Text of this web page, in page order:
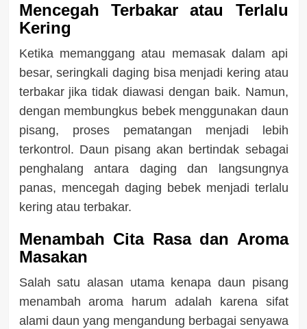
Mencegah Terbakar atau Terlalu
Kering
Ketika memanggang atau memasak dalam api
besar, seringkali daging bisa menjadi kering atau
terbakar jika tidak diawasi dengan baik. Namun,
dengan membungkus bebek menggunakan daun
pisang, proses pematangan menjadi lebih
terkontrol. Daun pisang akan bertindak sebagai
penghalang antara daging dan langsungnya
panas, mencegah daging bebek menjadi terlalu
kering atau terbakar.
Menambah Cita Rasa dan Aroma
Masakan
Salah satu alasan utama kenapa daun pisang
menambah aroma harum adalah karena sifat
alami daun yang mengandung berbagai senyawa